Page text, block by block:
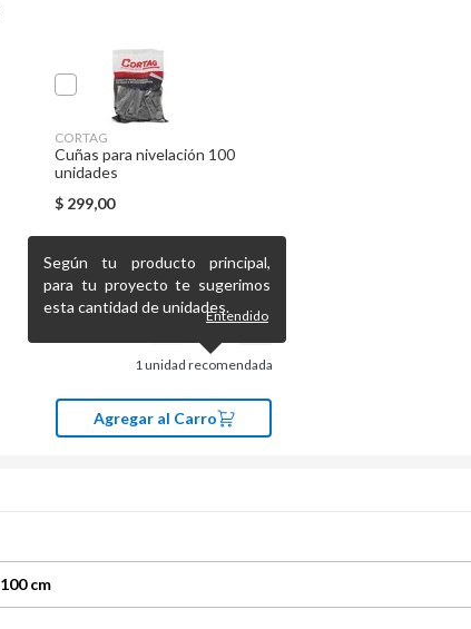
CORTAG
Cuñas para nivelación 100
unidades
$ 299,00
1unidad recomendada
Según tu producto principal,
para tu proyecto te sugerimos
esta cantidad de unidades.Entendido
Agregar al Carro
100 cm